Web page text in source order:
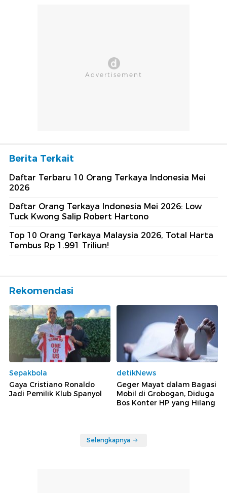
Berita Terkait
Daftar Terbaru 10 Orang Terkaya Indonesia Mei
2026
Daftar Orang Terkaya Indonesia Mei 2026: Low
Tuck Kwong Salip Robert Hartono
Top 10 Orang Terkaya Malaysia 2026, Total Harta
Tembus Rp 1.991 Triliun!
Rekomendasi
Sepakbola
Gaya Cristiano Ronaldo
Jadi Pemilik Klub Spanyol
detikNews
Geger Mayat dalam Bagasi
Mobil di Grobogan, Diduga
Bos Konter HP yang Hilang
Selengkapnya